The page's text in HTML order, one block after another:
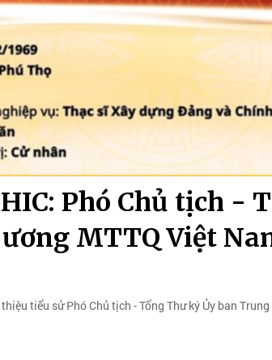
Phó Chủ tịch -
MTTQ Việt
tiểu sử Phó Chủ tịch - Tổng Thư ký Ủy ban